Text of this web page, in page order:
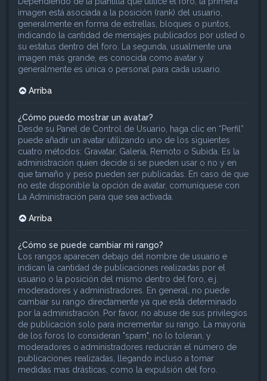
imagen está asociada a la posición (rank) del usuario,
generalmente en forma de estrellas, bloques o puntos,
indicando la cantidad de mensajes publicados por usted o
su estatus dentro del foro. La segunda, usualmente una
imagen más grande, es conocida como avatar y
generalmente es única o personal para cada usuario.
Arriba
¿Cómo puedo mostrar un avatar?
Desde su Panel de Control de Usuario, haga clic en “Perfil”
puede añadir un avatar utilizando uno de los siguientes
cuatro métodos: Gravatar, Galería, Remoto o Subida. Es la
administración quien decide si se pueden usar o no y en
que tamaño y peso pueden ser publicadas. En caso de que
no este disponible la opción de avatar, comuníquese con
La Administración para que sea activada.
Arriba
¿Cómo se puede cambiar mi rango?
Los rangos aparecen debajo del nombre de usuario e
indican la cantidad de publicaciones realizadas por el
usuario o la posición del mismo dentro del foro, e.j.
moderadores y administradores. En general, no puede
cambiar su rango directamente ya que está determinado
por la administración. Por favor, no abuse de sus privilegios
de publicación solo para incrementar su rango. La mayoría
de los foros lo consideran "spam", no lo toleran, y
moderadores o administradores reducirán el número de
publicaciones realizadas, llegando incluso a tomar
medidas mas drásticas, como la expulsión del foro.